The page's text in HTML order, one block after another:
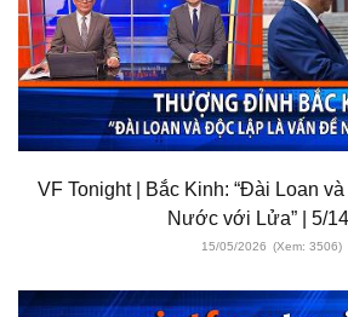
VF Tonight | Bắc Kinh: “Đài Loan
Nước với Lửa” | 5/
15/05/2026 (Xem: 3506)